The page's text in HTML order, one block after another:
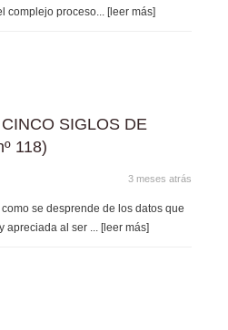
complejo proceso... [leer más]
SIGLOS DE
118)
3 meses atrás
se desprende de los datos que
apreciada al ser ... [leer más]